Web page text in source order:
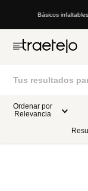
Básicos
Tus resultados
Ordenar por
Relevancia